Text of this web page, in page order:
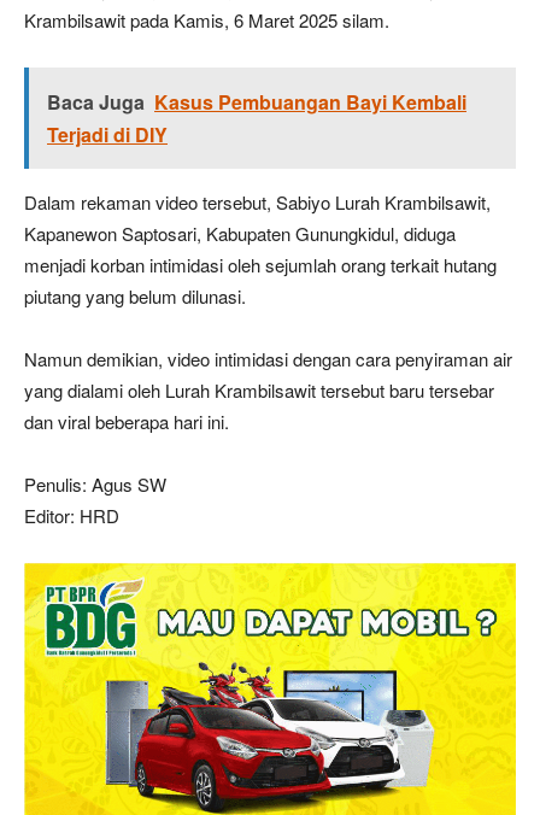
Krambilsawit pada Kamis, 6 Maret 2025 silam.
Baca Juga Kasus Pembuangan Bayi Kembali
Terjadi di DIY
Dalam rekaman video tersebut, Sabiyo Lurah Krambilsawit,
Kapanewon Saptosari, Kabupaten Gunungkidul, diduga
menjadi korban intimidasi oleh sejumlah orang terkait hutang
piutang yang belum dilunasi.
Namun demikian, video intimidasi dengan cara penyiraman air
yang dialami oleh Lurah Krambilsawit tersebut baru tersebar
dan viral beberapa hari ini.
Penulis: Agus SW
Editor: HRD